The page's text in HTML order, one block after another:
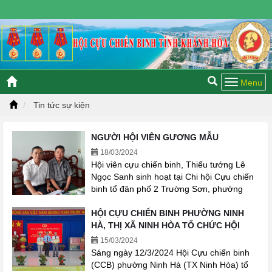
Thứ bảy, 08/08/2026 21:21 GMT+7
Tin tức sự kiện
NGƯỜI HỘI VIÊN GƯƠNG MẪU
18/03/2024
Hội viên cựu chiến binh, Thiếu tướng Lê
Ngọc Sanh sinh hoạt tại Chi hội Cựu chiến
binh tổ đân phố 2 Trường Sơn, phường
Khánh Hòa
HỘI CỰU CHIẾN BINH PHƯỜNG NINH
HÀ, THỊ XÃ NINH HÒA TỔ CHỨC HỘI
NGHỊ TỔNG KẾT PHONG TRÀO THI ĐUA
YÊU NƯỚC “CỰU CHIẾN BINH GƯƠNG
MẪU” GIAI ĐOẠN 2019- 2024
15/03/2024
Sáng ngày 12/3/2024 Hội Cựu chiến binh
(CCB) phường Ninh Hà (TX Ninh Hòa) tổ